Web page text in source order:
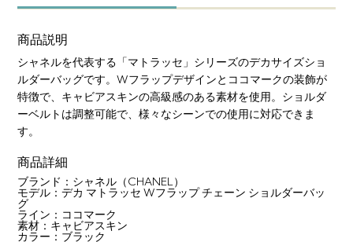
商品説明
シャネルを代表する「マトラッセ」シリーズのデカサイズショ
ルダーバッグです。Wフラップデザインとココマークの装飾が
特徴で、キャビアスキンの高級感のある素材を使用。ショルダ
ーベルトは調整可能で、様々なシーンでの使用に対応できま
す。
商品詳細
ブランド：シャネル（CHANEL）
モデル：デカ マトラッセ Wフラップ チェーン ショルダーバッ
グ
ライン：ココマーク
素材：キャビアスキン
カラー：ブラック